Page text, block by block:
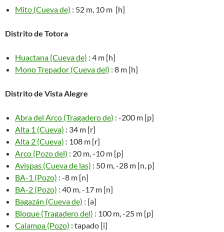
Mito (Cueva de) : 52 m, 10 m [h]
Distrito de Totora
Huactana (Cueva de) : 4 m [h]
Mono Trepador (Cueva del) : 8 m [h]
Distrito de Vista Alegre
Abra del Arco (Tragadero de) : -200 m [p]
Alta 1 (Cueva) : 34 m [r]
Alta 2 (Cueva) : 108 m [r]
Arco (Pozo del) : 20 m, -10 m [p]
Avispas (Cueva de las) : 50 m, -28 m [n, p]
BA-1 (Pozo) : -8 m [n]
BA-2 (Pozo) : 40 m, -17 m [n]
Bagazán (Cueva de) : [a]
Bloque (Tragadero del) : 100 m, -25 m [p]
Calampa (Pozo) : tapado [i]